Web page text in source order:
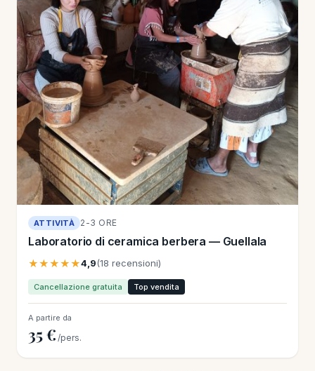
ATTIVITÀ 2-3 ORE
Laboratorio di ceramica berbera — Guellala
★★★★★4,9(18 recensioni)
Cancellazione gratuita Top vendita
A partire da
35 € /pers.